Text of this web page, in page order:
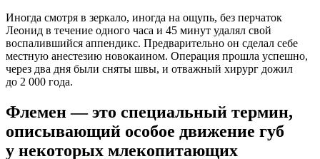
Иногда смотря в зеркало, иногда на ощупь, без перчаток
Леонид в течение одного часа и 45 минут удалял свой
воспалившийся аппендикс. Предварительно он сделал себе
местную анестезию новокаином. Операция прошла успешно,
через два дня были сняты швы, и отважный хирург дожил
до 2 000 года.
Флемен — это специальный термин,
описывающий особое движение губ
у некоторых млекопитающих